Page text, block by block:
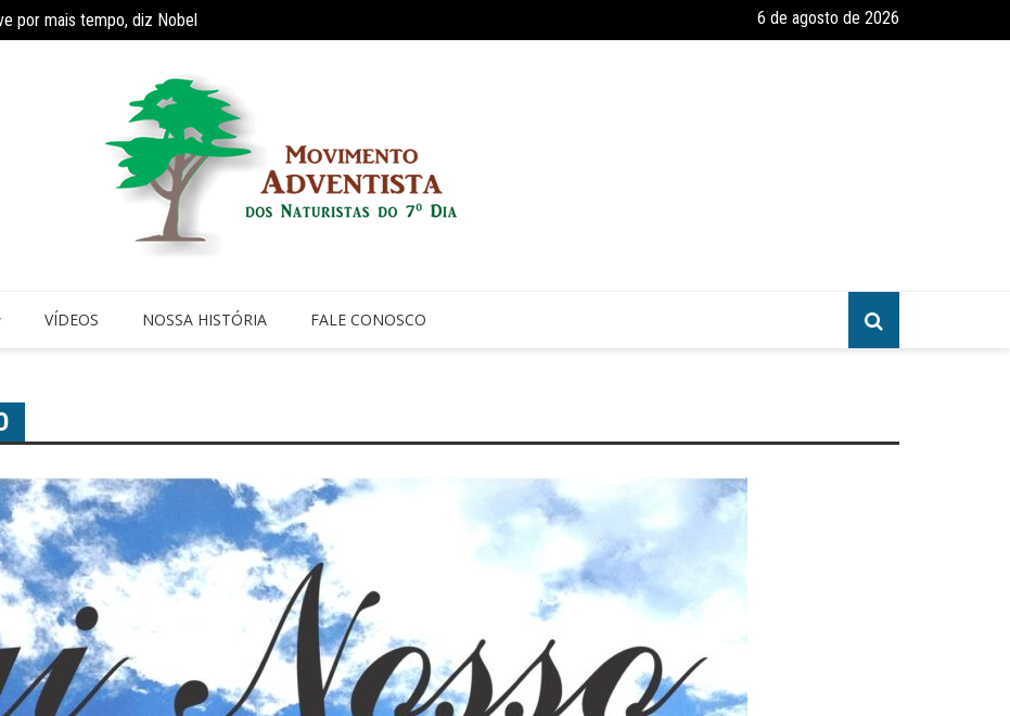
por mais tempo, diz Nobel Estudo constata que período de faculdade faz com que 70% dos jovens
6 de agosto de 2026
VÍDEOS NOSSA HISTÓRIA FALE CONOSCO